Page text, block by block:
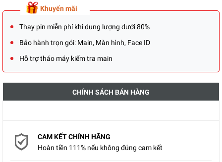
Khuyến mãi
Thay pin miễn phí khi dung lượng dưới 80%
Bảo hành trọn gói: Main, Màn hình, Face ID
Hỗ trợ tháo máy kiểm tra main
CHÍNH SÁCH BÁN HÀNG
CAM KẾT CHÍNH HÃNG
Hoàn tiền 111% nếu không đúng cam kết